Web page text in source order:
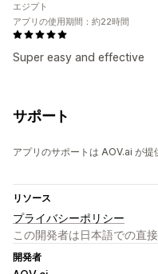
Super easy and effective
エジプト
アプリの使用期間：約22時間
サポート
アプリのサポートは AOV.ai が提
リソース
プライバシーポリシー
この開発者は日本語での直
開発者